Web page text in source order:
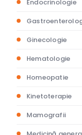
Endocrinologie
Ginecologie
Hematologie
Homeopatie
Kinetoterapie
Mamografii